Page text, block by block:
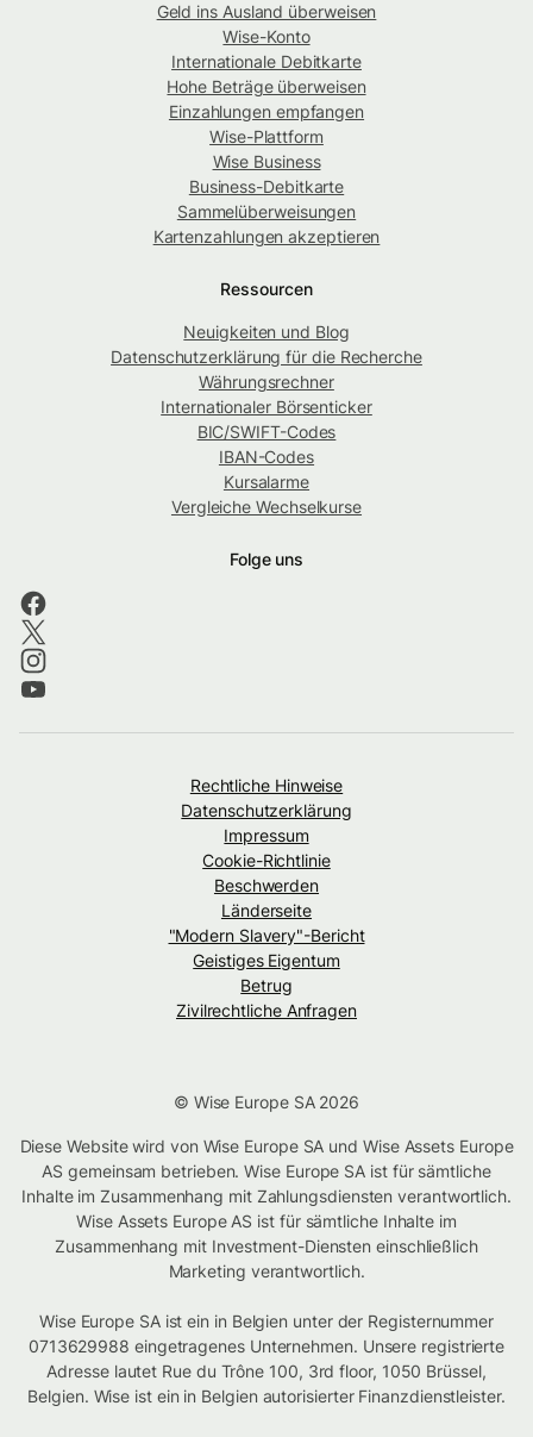
Geld ins Ausland überweisen
Wise-Konto
Internationale Debitkarte
Hohe Beträge überweisen
Einzahlungen empfangen
Wise-Plattform
Wise Business
Business-Debitkarte
Sammelüberweisungen
Kartenzahlungen akzeptieren
Ressourcen
Neuigkeiten und Blog
Datenschutzerklärung für die Recherche
Währungsrechner
Internationaler Börsenticker
BIC/SWIFT-Codes
IBAN-Codes
Kursalarme
Vergleiche Wechselkurse
Folge uns
Rechtliche Hinweise
Datenschutzerklärung
Impressum
Cookie-Richtlinie
Beschwerden
Länderseite
"Modern Slavery"-Bericht
Geistiges Eigentum
Betrug
Zivilrechtliche Anfragen
© Wise Europe SA 2026
Diese Website wird von Wise Europe SA und Wise Assets Europe
AS gemeinsam betrieben. Wise Europe SA ist für sämtliche
Inhalte im Zusammenhang mit Zahlungsdiensten verantwortlich.
Wise Assets Europe AS ist für sämtliche Inhalte im
Zusammenhang mit Investment-Diensten einschließlich
Marketing verantwortlich.
Wise Europe SA ist ein in Belgien unter der Registernummer
0713629988 eingetragenes Unternehmen. Unsere registrierte
Adresse lautet Rue du Trône 100, 3rd floor, 1050 Brüssel,
Belgien. Wise ist ein in Belgien autorisierter Finanzdienstleister.